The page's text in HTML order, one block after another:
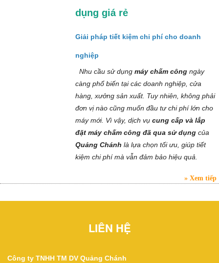
dụng giá rẻ
Giải pháp tiết kiệm chi phí cho doanh
nghiệp
Nhu cầu sử dụngmáy chấm công ngày
càng phổ biến tại các doanh nghiệp, cửa
hàng, xưởng sản xuất. Tuy nhiên, không phải
đơn vị nào cũng muốn đầu tư chi phí lớn cho
máy mới. Vì vậy, dịch vụcung cấp và lắp
đặt máy chấm công đã qua sử dụng của
Quảng Chánh là lựa chọn tối ưu, giúp tiết
kiệm chi phí mà vẫn đảm bảo hiệu quả.
Xem tiếp
LIÊN HỆ
Công ty TNHH TM DV Quảng Chánh